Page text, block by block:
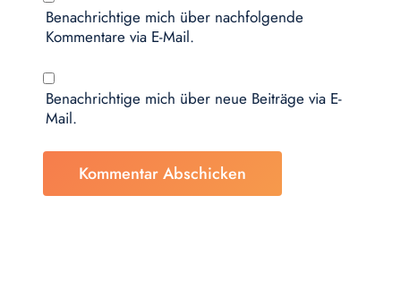
Benachrichtige mich über nachfolgende
Kommentare via E-Mail.
Benachrichtige mich über neue Beiträge via E-
Mail.